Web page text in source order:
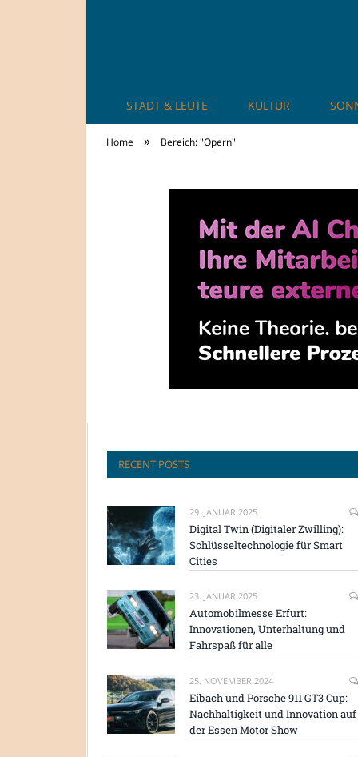
TheCity: Living
STADT & LEUTE KULTUR
Home » Bereich: "Opern"
RECENT POSTS
29. JANUAR 2025
Digital Twin (Digitaler Zwilling):
Schlüsseltechnologie für Smart
Cities
23. JANUAR 2025
Automobilmesse Erfurt:
Innovationen, Unterhaltung und
Fahrspaß für alle
25. NOVEMBER 2024
Eibach und Porsche 911 GT3 Cup:
Nachhaltigkeit und Innovation auf
der Essen Motor Show